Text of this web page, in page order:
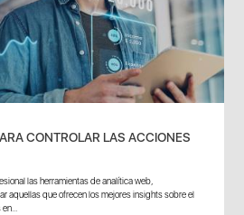
CONTROLAR LAS ACCIONES
las herramientas de analítica web,
aquellas que ofrecen los mejores insights sobre el